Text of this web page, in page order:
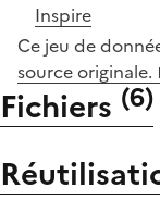
Inspire
Ce jeu de
source originale.
Fichiers (6)